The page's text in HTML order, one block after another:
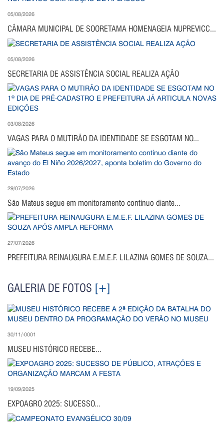
05/08/2026
CÂMARA MUNICIPAL DE SOORETAMA HOMENAGEIA NUPREVICC...
05/08/2026
SECRETARIA DE ASSISTÊNCIA SOCIAL REALIZA AÇÃO
03/08/2026
VAGAS PARA O MUTIRÃO DA IDENTIDADE SE ESGOTAM NO...
29/07/2026
São Mateus segue em monitoramento contínuo diante...
27/07/2026
PREFEITURA REINAUGURA E.M.E.F. LILAZINA GOMES DE SOUZA...
GALERIA DE FOTOS [+]
30/11/-0001
MUSEU HISTÓRICO RECEBE...
19/09/2025
EXPOAGRO 2025: SUCESSO...